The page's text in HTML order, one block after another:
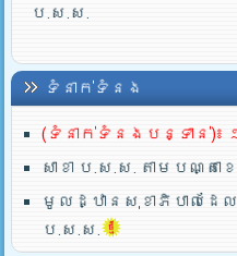
ប.ស.ស.
ទំនាក់ទំនង
(ទំនាក់ទំនងបន្ទាន់)៖
សាខា ប.ស.ស. តាមបណ្ត
មូលដ្ឋានសុខាភិបាលដ
ប.ស.ស.